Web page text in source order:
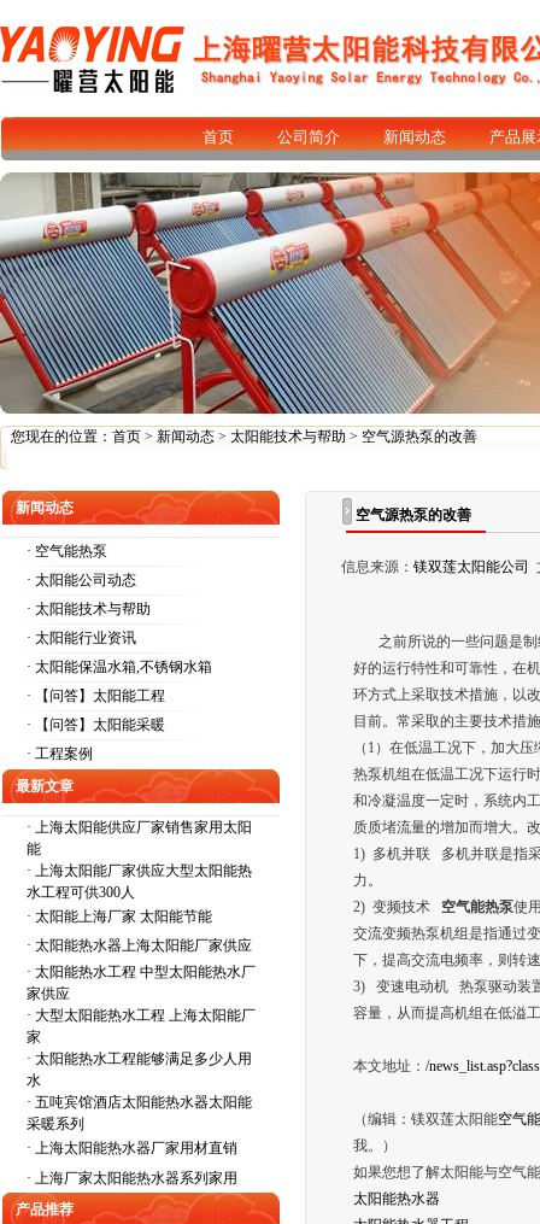
首页 公司简介 新闻动态 产品展
您现在的位置： 首页 > 新闻动态 > 太阳能技术与帮助 > 空气源热泵的改善
新闻动态
· 空气能热泵
· 太阳能公司动态
· 太阳能技术与帮助
· 太阳能行业资讯
· 太阳能保温水箱,不锈钢水箱
· 【问答】太阳能工程
· 【问答】太阳能采暖
· 工程案例
最新文章
· 上海太阳能供应厂家销售家用太阳
能
· 上海太阳能厂家供应大型太阳能热
水工程可供300人
· 太阳能上海厂家 太阳能节能
· 太阳能热水器上海太阳能厂家供应
· 太阳能热水工程 中型太阳能热水厂
家供应
· 大型太阳能热水工程 上海太阳能厂
家
· 太阳能热水工程能够满足多少人用
水
· 五吨宾馆酒店太阳能热水器太阳能
采暖系列
· 上海太阳能热水器厂家用材直销
· 上海厂家太阳能热水器系列家用
产品推荐
空气源热泵的改善
信息来源：镁双莲太阳能公司
之前所说的一些问题是制
好的运行特性和可靠性，在
环方式上采取技术措施，以
目前。常采取的主要技术措
（1）在低温工况下，加大
热泵机组在低温工况下运行
和冷凝温度一定时，系统内
质质堵流量的增加而增大。
1) 多机并联 多机并联是指
力。
2) 变频技术 空气能热泵使
交流变频热泵机组是指通过
下，提高交流电频率，则转
3) 变速电动机 热泵驱动装
容量，从而提高机组在低溢
本文地址：/
（编辑：镁双莲太阳能空气
我。）
如果您想了解太阳能与空气
太阳能热水器